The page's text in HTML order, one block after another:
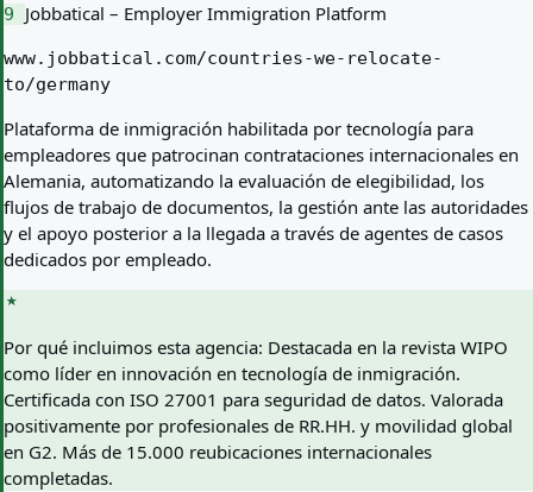
9 Jobbatical – Employer Immigration Platform
www.jobbatical.com/countries-we-relocate-
to/germany
Plataforma de inmigración habilitada por tecnología para
empleadores que patrocinan contrataciones internacionales en
Alemania, automatizando la evaluación de elegibilidad, los
flujos de trabajo de documentos, la gestión ante las autoridades
y el apoyo posterior a la llegada a través de agentes de casos
dedicados por empleado.
Por qué incluimos esta agencia: Destacada en la revista WIPO
como líder en innovación en tecnología de inmigración.
Certificada con ISO 27001 para seguridad de datos. Valorada
positivamente por profesionales de RR.HH. y movilidad global
en G2. Más de 15.000 reubicaciones internacionales
completadas.